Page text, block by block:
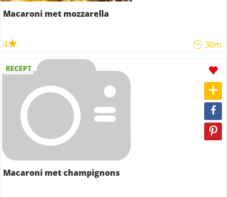
Macaroni met mozzarella
4 30m
RECEPT
Macaroni met champignons